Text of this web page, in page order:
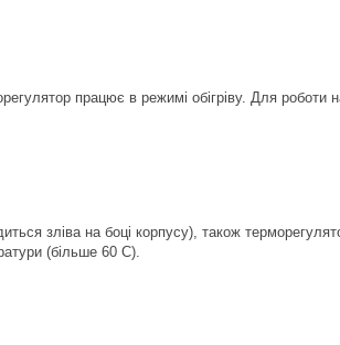
працює в режимі обігріву. Для роботи
зліва на боці корпусу), також
(більше 60 С).